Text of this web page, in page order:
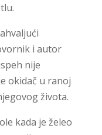
i autor
nije
okidač u ranoj
života.
kada je želeo